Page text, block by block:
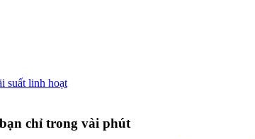
suất linh hoạt
chỉ trong vài phút